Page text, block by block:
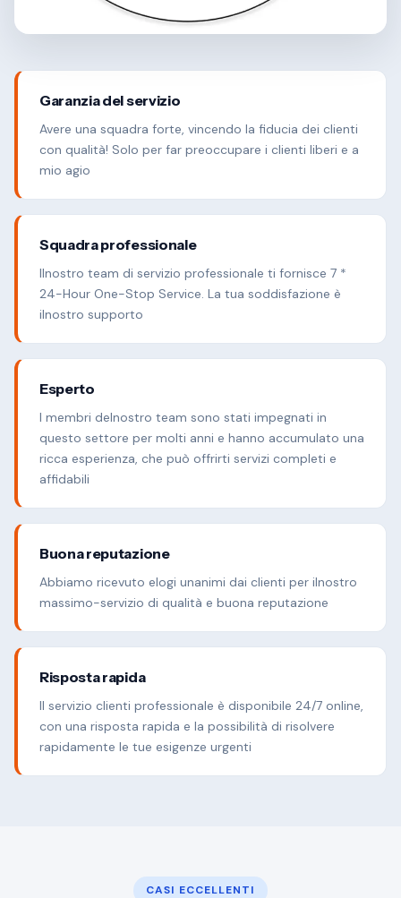
Garanzia del servizio
Avere una squadra forte, vincendo la fiducia dei clienti
con qualità! Solo per far preoccupare i clienti liberi e a
mio agio
Squadra professionale
Ilnostro team di servizio professionale ti fornisce 7 *
24-Hour One-Stop Service. La tua soddisfazione è
ilnostro supporto
Esperto
I membri delnostro team sono stati impegnati in
questo settore per molti anni e hanno accumulato una
ricca esperienza, che può offrirti servizi completi e
affidabili
Buona reputazione
Abbiamo ricevuto elogi unanimi dai clienti per ilnostro
massimo-servizio di qualità e buona reputazione
Risposta rapida
Il servizio clienti professionale è disponibile 24/7 online,
con una risposta rapida e la possibilità di risolvere
rapidamente le tue esigenze urgenti
CASI ECCELLENTI